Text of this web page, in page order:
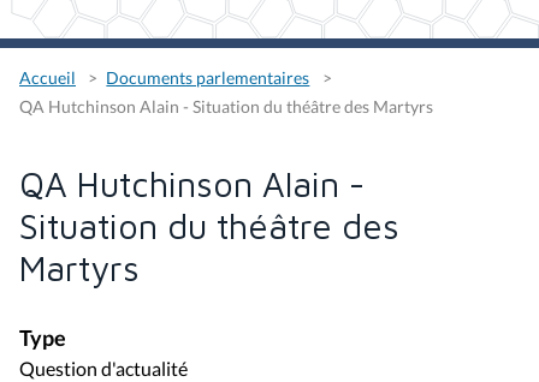
Accueil
Documents parlementaires
QA Hutchinson Alain - Situation du théâtre des Martyrs
QA Hutchinson Alain -
Situation du théâtre des
Martyrs
Type
Question d'actualité